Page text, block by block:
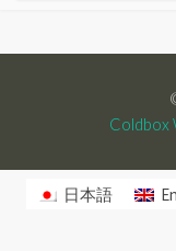
Coldbox
日本語